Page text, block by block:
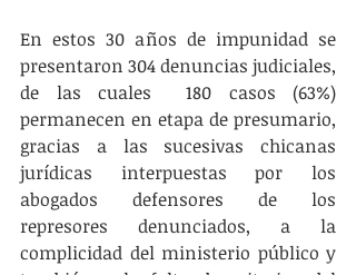
En estos 30 años de impunidad se
presentaron 304 denuncias judiciales,
de las cuales  180 casos (63%)
permanecen en etapa de presumario,
gracias a las sucesivas chicanas
jurídicas interpuestas por los
abogados defensores de los
represores denunciados, a la
complicidad del ministerio público y